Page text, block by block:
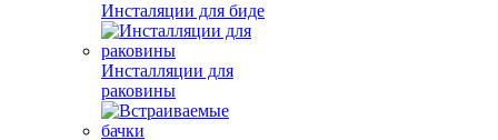
Инсталяции для биде
Инсталляции для
раковины